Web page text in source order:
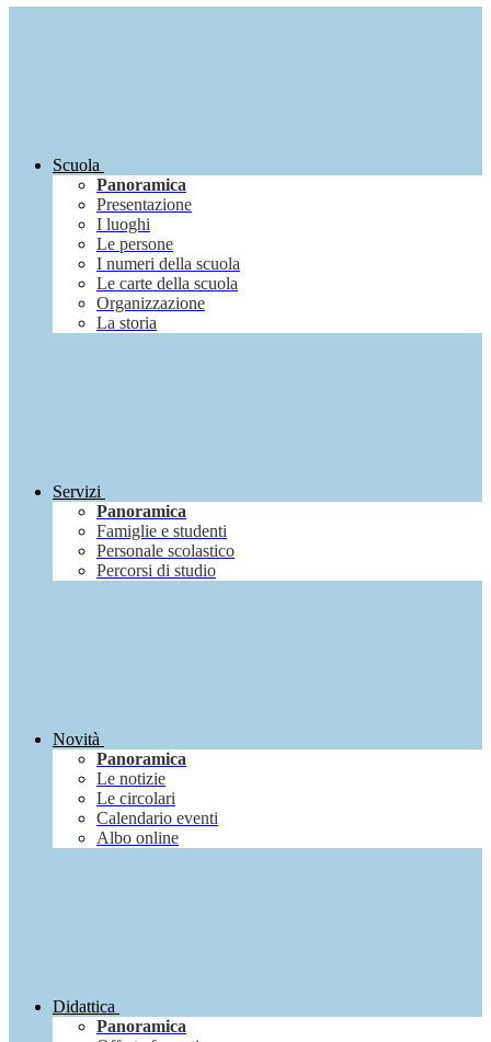
Scuola
Panoramica
Presentazione
I luoghi
Le persone
I numeri della scuola
Le carte della scuola
Organizzazione
La storia
Servizi
Panoramica
Famiglie e studenti
Personale scolastico
Percorsi di studio
Novità
Panoramica
Le notizie
Le circolari
Calendario eventi
Albo online
Didattica
Panoramica